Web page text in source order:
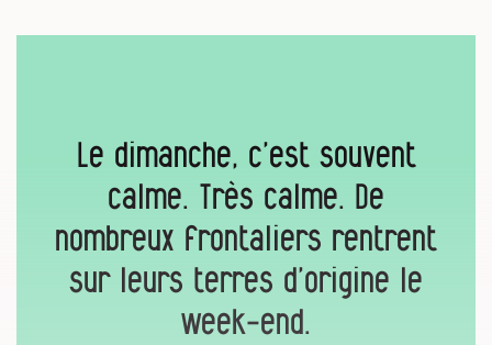
Le dimanche, c’est souvent
calme. Très calme. De
nombreux frontaliers rentrent
sur leurs terres d’origine le
week-end.